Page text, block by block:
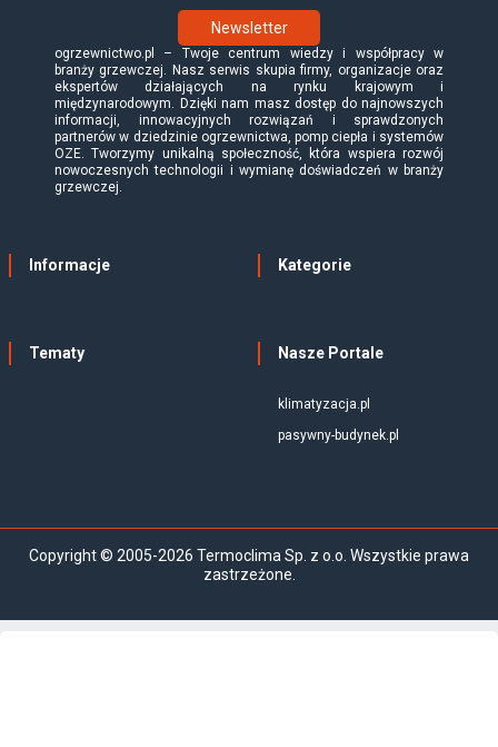
Newsletter
ogrzewnictwo.pl – Twoje centrum wiedzy i współpracy w
branży grzewczej. Nasz serwis skupia firmy, organizacje oraz
ekspertów działających na rynku krajowym i
międzynarodowym. Dzięki nam masz dostęp do najnowszych
informacji, innowacyjnych rozwiązań i sprawdzonych
partnerów w dziedzinie ogrzewnictwa, pomp ciepła i systemów
OZE. Tworzymy unikalną społeczność, która wspiera rozwój
nowoczesnych technologii i wymianę doświadczeń w branży
grzewczej.
Informacje Kategorie
Tematy Nasze Portale
klimatyzacja.pl
pasywny-budynek.pl
Copyright © 2005-2026 Termoclima Sp. z o.o. Wszystkie prawa
zastrzeżone.